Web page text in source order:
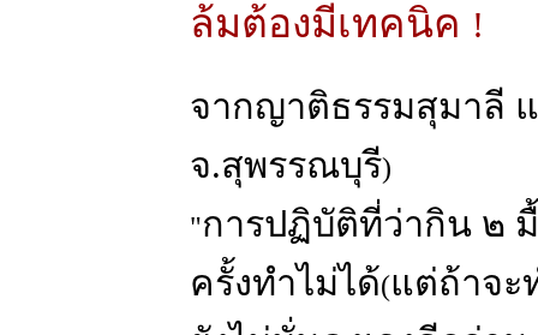
ล้มต้องมีเทคนิค !
จากญาติธรรมสุมาลี
จ.สุพรรณบุรี)
"การปฏิบัติที่ว่ากิน ๒
ครั้งทำไม่ได้(แต่ถ้าจะ